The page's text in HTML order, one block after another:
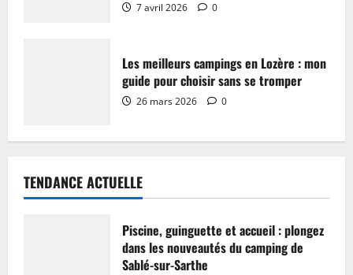
7 avril 2026 0
Les meilleurs campings en Lozère : mon
guide pour choisir sans se tromper
26 mars 2026 0
TENDANCE ACTUELLE
Piscine, guinguette et accueil : plongez
dans les nouveautés du camping de
Sablé-sur-Sarthe